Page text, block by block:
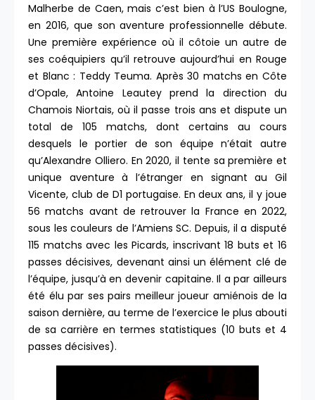
Malherbe de Caen, mais c’est bien à l’US Boulogne,
en 2016, que son aventure professionnelle débute.
Une première expérience où il côtoie un autre de
ses coéquipiers qu’il retrouve aujourd’hui en Rouge
et Blanc : Teddy Teuma. Après 30 matchs en Côte
d’Opale, Antoine Leautey prend la direction du
Chamois Niortais, où il passe trois ans et dispute un
total de 105 matchs, dont certains au cours
desquels le portier de son équipe n’était autre
qu’Alexandre Olliero. En 2020, il tente sa première et
unique aventure à l’étranger en signant au Gil
Vicente, club de D1 portugaise. En deux ans, il y joue
56 matchs avant de retrouver la France en 2022,
sous les couleurs de l’Amiens SC. Depuis, il a disputé
115 matchs avec les Picards, inscrivant 18 buts et 16
passes décisives, devenant ainsi un élément clé de
l’équipe, jusqu’à en devenir capitaine. Il a par ailleurs
été élu par ses pairs meilleur joueur amiénois de la
saison dernière, au terme de l’exercice le plus abouti
de sa carrière en termes statistiques (10 buts et 4
passes décisives).